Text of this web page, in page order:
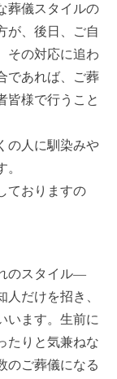
葬儀スタイルの
が、後日、ご自
その対応に追わ
であれば、ご葬
皆様で行うこと
の人に馴染みや
ておりますの
のスタイル―
だけを招き、
います。生前に
たりと気兼ねな
のご葬儀になる